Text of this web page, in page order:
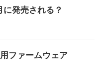
発売される？
ファームウェア